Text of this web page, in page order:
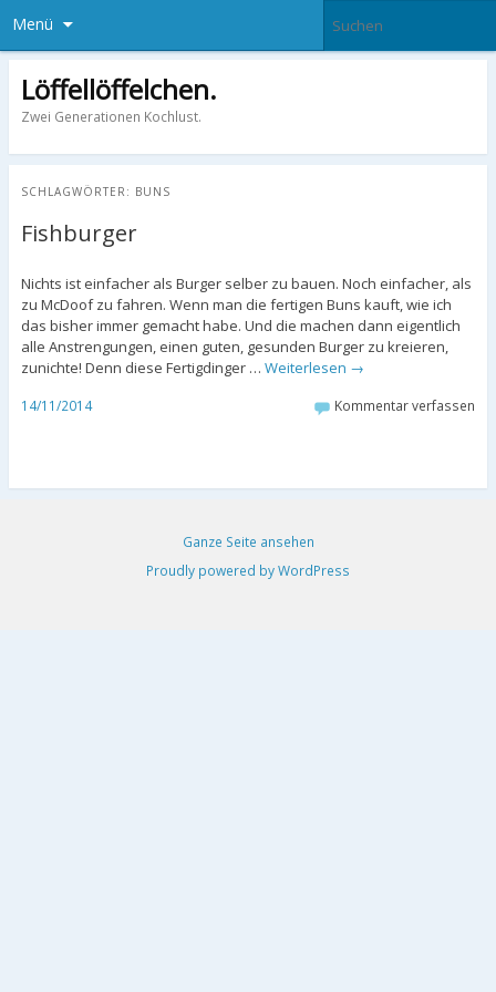
Menü
Löffellöffelchen.
Zwei Generationen Kochlust.
SCHLAGWÖRTER: BUNS
Fishburger
Nichts ist einfacher als Burger selber zu bauen. Noch einfacher, als
zu McDoof zu fahren. Wenn man die fertigen Buns kauft, wie ich
das bisher immer gemacht habe. Und die machen dann eigentlich
alle Anstrengungen, einen guten, gesunden Burger zu kreieren,
zunichte! Denn diese Fertigdinger … Weiterlesen →
14/11/2014 Kommentar verfassen
Ganze Seite ansehen
Proudly powered by WordPress